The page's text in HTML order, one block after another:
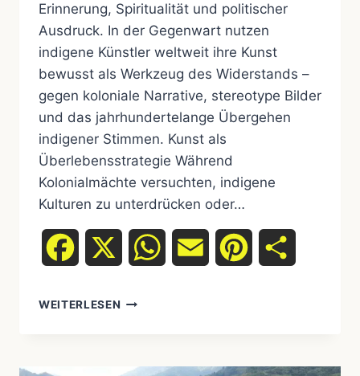
Erinnerung, Spiritualität und politischer
Ausdruck. In der Gegenwart nutzen
indigene Künstler weltweit ihre Kunst
bewusst als Werkzeug des Widerstands –
gegen koloniale Narrative, stereotype Bilder
und das jahrhundertelange Übergehen
indigener Stimmen. Kunst als
Überlebensstrategie Während
Kolonialmächte versuchten, indigene
Kulturen zu unterdrücken oder…
Facebook WhatsAppEmail Pinterest
WEITERLESEN
WIE